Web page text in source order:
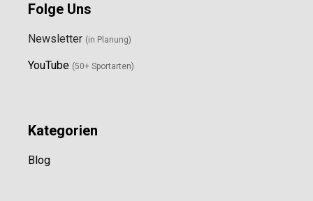
Folge Uns
Newsletter (in Planung)
YouTube (50+ Sportarten)
Kategorien
Blog